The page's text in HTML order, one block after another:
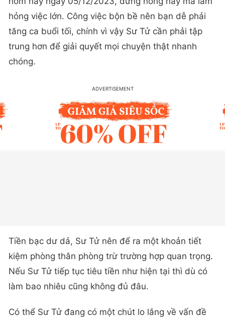
hỏng việc lớn. Công việc bộn bề nên bạn dễ phải
tăng ca buổi tối, chính vì vậy Sư Tử cần phải tập
trung hơn để giải quyết mọi chuyện thật nhanh
chóng.
Tiền bạc dư dả, Sư Tử nên để ra một khoản tiết
kiệm phòng thân phòng trừ trường hợp quan trọng.
Nếu Sư Tử tiếp tục tiêu tiền như hiện tại thì dù có
làm bao nhiêu cũng không đủ đâu.
Có thể Sư Tử đang có một chút lo lắng về vấn đề